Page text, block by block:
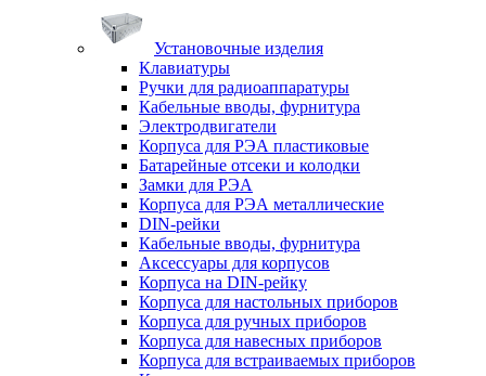
Установочные изделия
Клавиатуры
Ручки для радиоаппаратуры
Кабельные вводы, фурнитура
Электродвигатели
Корпуса для РЭА пластиковые
Батарейные отсеки и колодки
Замки для РЭА
Корпуса для РЭА металлические
DIN-рейки
Кабельные вводы, фурнитура
Аксессуары для корпусов
Корпуса на DIN-рейку
Корпуса для настольных приборов
Корпуса для ручных приборов
Корпуса для навесных приборов
Корпуса для встраиваемых приборов